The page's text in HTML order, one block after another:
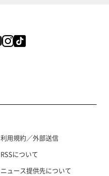
利用規約／外部送信
RSSについて
ニュース提供先について